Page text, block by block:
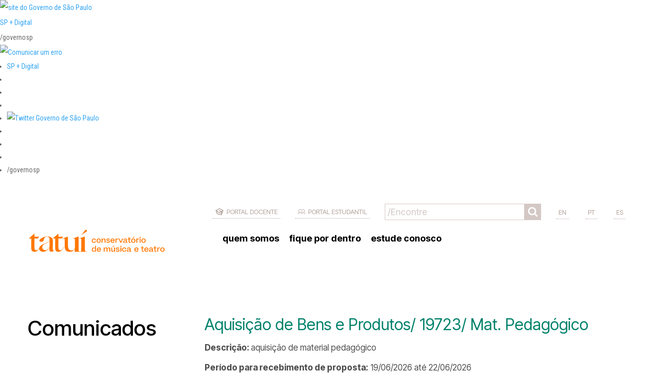
SP + Digital
/governosp
SP + Digital
/governosp
PORTAL DOCENTE PORTAL ESTUDANTIL EN PT ES
quem somos fique por dentro estude conosco
Comunicados Aquisição de Bens e Produtos/ 19723/ Mat. Pedagógico
Descrição:aquisição de material pedagógico
Período para recebimento de proposta: 19/06/2026 até 22/06/2026